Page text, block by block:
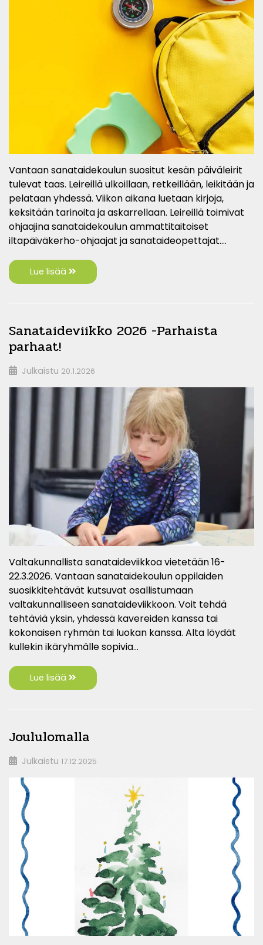
Vantaan sanataidekoulun suositut kesän päiväleirit
tulevat taas. Leireillä ulkoillaan, retkeillään, leikitään ja
pelataan yhdessä. Viikon aikana luetaan kirjoja,
keksitään tarinoita ja askarrellaan. Leireillä toimivat
ohjaajina sanataidekoulun ammattitaitoiset
iltapäiväkerho-ohjaajat ja sanataideopettajat.…
Lue lisää
Sanataideviikko 2026 -Parhaista
parhaat!
Julkaistu 20.1.2026
Valtakunnallista sanataideviikkoa vietetään 16-
22.3.2026. Vantaan sanataidekoulun oppilaiden
suosikkitehtävät kutsuvat osallistumaan
valtakunnalliseen sanataideviikkoon. Voit tehdä
tehtäviä yksin, yhdessä kavereiden kanssa tai
kokonaisen ryhmän tai luokan kanssa. Alta löydät
kullekin ikäryhmälle sopivia…
Lue lisää
Joululomalla
Julkaistu 17.12.2025